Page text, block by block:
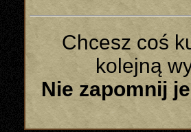
Chcesz coś
kolejną
Nie zapomnij